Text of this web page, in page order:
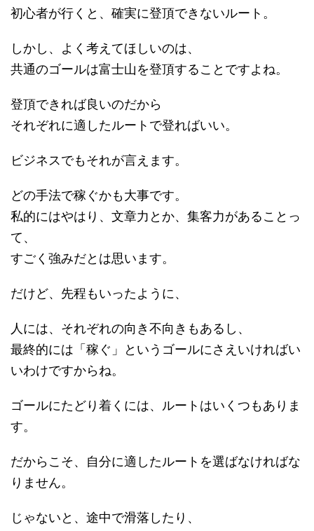
初心者が行くと、確実に登頂できないルート。
しかし、よく考えてほしいのは、
共通のゴールは富士山を登頂することですよね。
登頂できれば良いのだから
それぞれに適したルートで登ればいい。
ビジネスでもそれが言えます。
どの手法で稼ぐかも大事です。
私的にはやはり、文章力とか、集客力があることっ
て、
すごく強みだとは思います。
だけど、先程もいったように、
人には、それぞれの向き不向きもあるし、
最終的には「稼ぐ」というゴールにさえいければい
いわけですからね。
ゴールにたどり着くには、ルートはいくつもありま
す。
だからこそ、自分に適したルートを選ばなければな
りません。
じゃないと、途中で滑落したり、